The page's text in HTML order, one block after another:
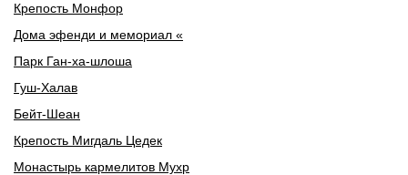
Крепость Монфор
Дома эфенди и мемориал «
Парк Ган-ха-шлоша
Гуш-Халав
Бейт-Шеан
Крепость Мигдаль Цедек
Монастырь кармелитов Мухр